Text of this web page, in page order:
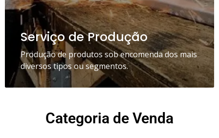
Serviço de Produção
Produção de produtos sob encomenda dos mais
diversos tipos ou segmentos.
Categoria de Venda